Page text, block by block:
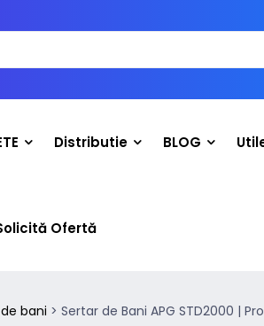
Distributie BLOG
Ofertă
bani > Sertar de Bani APG STD2000 |